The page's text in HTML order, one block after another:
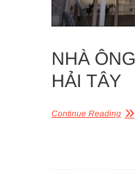
NHÀ
HẢI TÂY
Continue Reading